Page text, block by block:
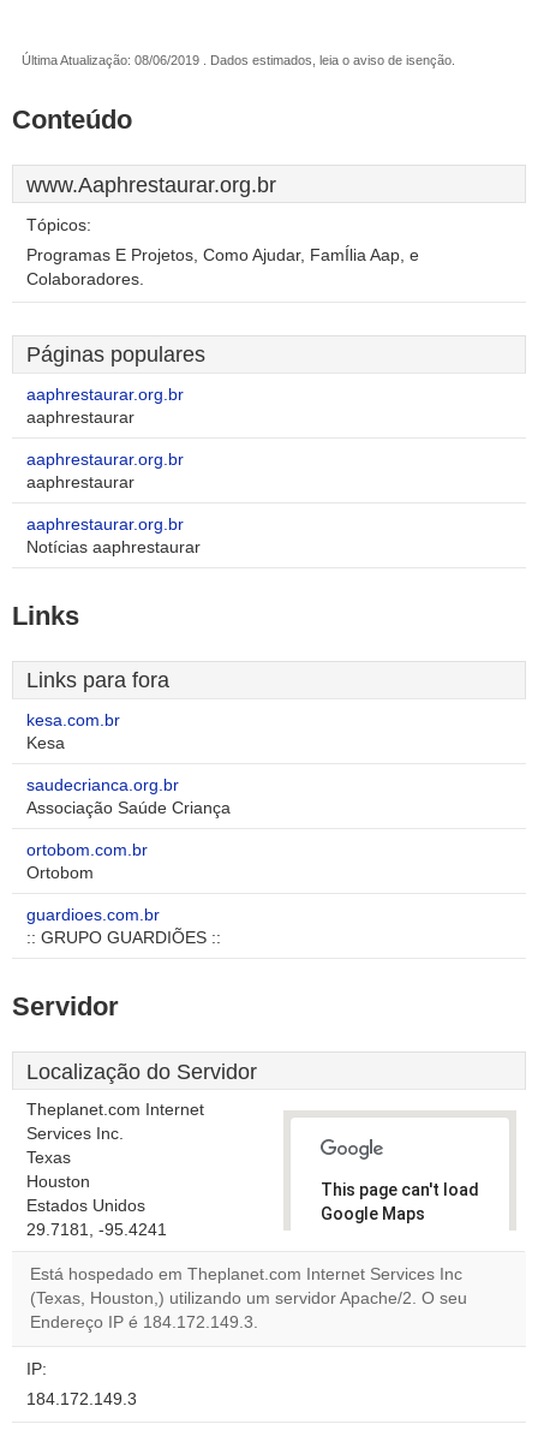
Última Atualização: 08/06/2019 . Dados estimados, leia o aviso de isenção.
Conteúdo
www.Aaphrestaurar.org.br
Tópicos:
Programas E Projetos, Como Ajudar, FamÍlia Aap, e
Colaboradores.
Páginas populares
aaphrestaurar.org.br
aaphrestaurar
aaphrestaurar.org.br
aaphrestaurar
aaphrestaurar.org.br
Notícias aaphrestaurar
Links
Links para fora
kesa.com.br
Kesa
saudecrianca.org.br
Associação Saúde Criança
ortobom.com.br
Ortobom
guardioes.com.br
:: GRUPO GUARDIÕES ::
Servidor
Localização do Servidor
Theplanet.com Internet
Services Inc.
Texas
Houston
Estados Unidos
29.7181, -95.4241
This page can't load
Google Maps
Do you
own this
OK
Está hospedado em Theplanet.com Internet Services Inc
(Texas, Houston,) utilizando um servidor Apache/2. O seu
Endereço IP é 184.172.149.3.
IP:
184.172.149.3